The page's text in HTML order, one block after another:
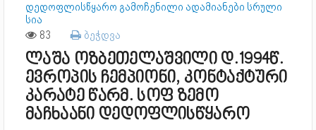
დედოფლისწყარო გამოჩენილი ადამიანები სრული
სია
83 ბეჭდვა
ლაშა ოზბეთელაშვილი დ.1994წ.
ევროპის ჩემპიონი, კონტაქტური
კარატე წარმ. სოფ ზემო
მაჩხაანი დედოფლისწყარო